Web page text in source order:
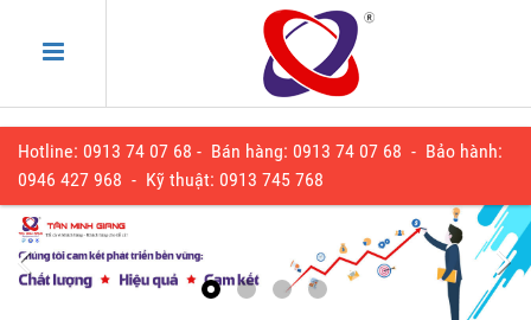
Hotline: 0913 74 07 68 - Bán hàng: 0913 74 07 68 - Bảo hành:
0946 427 968 - Kỹ thuật: 0913 745 768